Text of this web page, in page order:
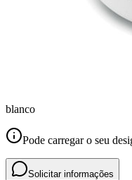
blanco
Pode carregar o seu
Solicitar informações